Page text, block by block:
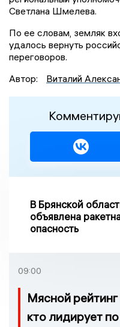
Светлана Шмелева.
По ее словам, земляк
удалось вернуть
переговоров.
Автор:
Виталий
В Брянской
объявлена
опасность
09:00
Мясной
кто лидирует